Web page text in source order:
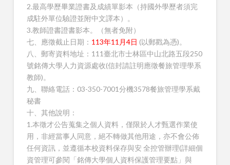
2.最高學歷畢業證書及成績單影本（持國外學歷者須完
成駐外單位驗證並附中文譯本）。
3.教師證書證書影本。（無者免附）
七、應徵截止日期： 113年11月4日 (以郵戳為憑)。
八、郵寄資料地址：111臺北市士林區中山北路五段250
號銘傳大學人力資源處收(信封請註明應徵餐旅管理學系
教師)。
九、聯絡電話：03-350-7001分機3578餐旅管理學系戴
秘書
十、其他說明：
1.本徵才公告蒐集之個人資料，僅限於人才甄選作業使
用，非經當事人同意，絕不轉做其他用途，亦不會公佈
任何資訊，並遵循本校資料保存與安 全控管辦理(詳細個
資管理可參閱「銘傳大學個人資料保護管理要點」與